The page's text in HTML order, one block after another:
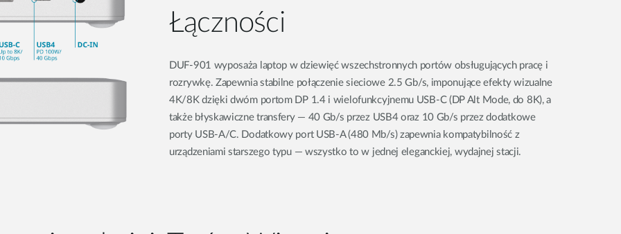
Łączności
DUF-901 wyposaża laptop w dziewięć wszechstronnych portów obsługujących pracę i
rozrywkę. Zapewnia stabilne połączenie sieciowe 2.5 Gb/s, imponujące efekty wizualne
4K/8K dzięki dwóm portom DP 1.4 i wielofunkcyjnemu USB-C (DP Alt Mode, do 8K), a
także błyskawiczne transfery — 40 Gb/s przez USB4 oraz 10 Gb/s przez dodatkowe
porty USB-A/C. Dodatkowy port USB-A (480 Mb/s) zapewnia kompatybilność z
urządzeniami starszego typu — wszystko to w jednej eleganckiej, wydajnej stacji.